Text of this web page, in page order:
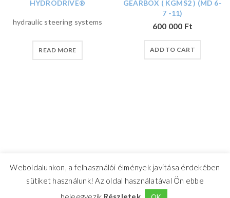
HYDRODRIVE®
hydraulic steering systems
READ MORE
GEARBOX ( KGMS2 ) (MD 6-
7 -11)
600 000 Ft
ADD TO CART
Weboldalunkon, a felhasználói élmények javítása érdekében
sütiket használunk! Az oldal használatával Ön ebbe